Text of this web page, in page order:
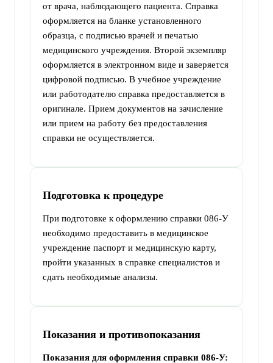
от врача, наблюдающего пациента. Справка
оформляется на бланке установленного
образца, с подписью врачей и печатью
медицинского учреждения. Второй экземпляр
оформляется в электронном виде и заверяется
цифровой подписью. В учебное учреждение
или работодателю справка предоставляется в
оригинале. Прием документов на зачисление
или прием на работу без предоставления
справки не осуществляется.
Подготовка к процедуре
При подготовке к оформлению справки 086-У
необходимо предоставить в медицинское
учреждение паспорт и медицинскую карту,
пройти указанных в справке специалистов и
сдать необходимые анализы.
Показания и противопоказания
Показания для оформления справки 086-У: